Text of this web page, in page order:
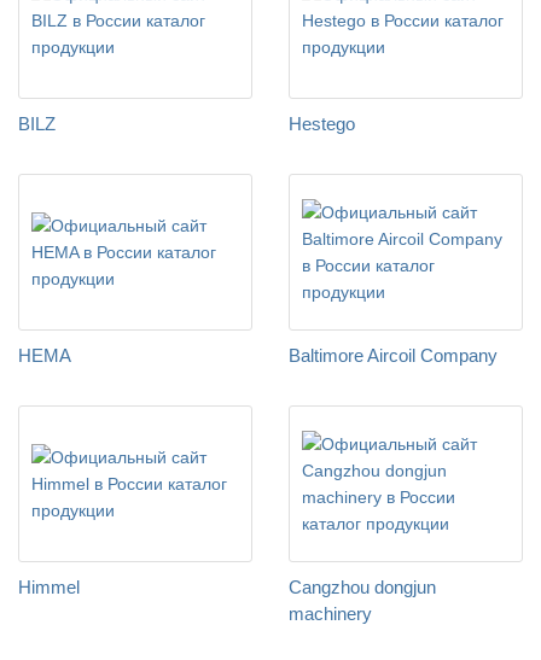
BILZ Hestego
HEMA Baltimore Aircoil Company
Himmel
Cangzhou dongjun
machinery